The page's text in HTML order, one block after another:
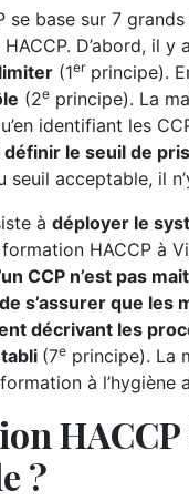
se base sur 7
D’abord, il y a
(1erprincipe).
(2e principe). La
identifiant les
le seuil de
seuil acceptable, il
à déployer le
HACCP à
CCP n’est pas
s’assurer que
décrivant les
(7e principe). La
à
?